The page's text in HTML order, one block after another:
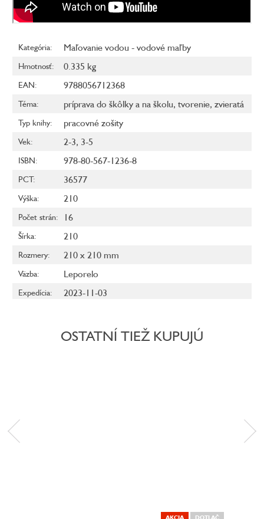
Kategória: Maľovanie vodou - vodové maľby
Hmotnosť: 0.335 kg
EAN: 9788056712368
Téma: príprava do škôlky a na školu, tvorenie, zvieratá
Typ knihy: pracovné zošity
Vek: 2-3, 3-5
ISBN: 978-80-567-1236-8
PCT: 36577
Výška: 210
Počet strán: 16
Šírka: 210
Rozmery: 210 x 210 mm
Väzba: Leporelo
Expedícia: 2023-11-03
OSTATNÍ TIEŽ KUPUJÚ
AKCIA DOTLAČ